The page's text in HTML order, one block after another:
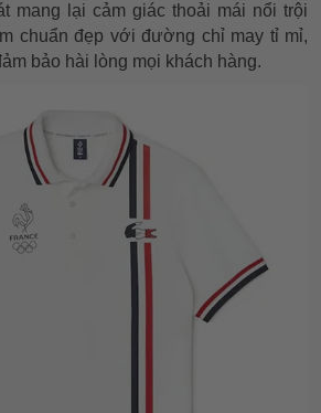
mang lại cảm giác thoải mái nổi trội
chuẩn đẹp với đường chỉ may tỉ mỉ,
bảo hài lòng mọi khách hàng.